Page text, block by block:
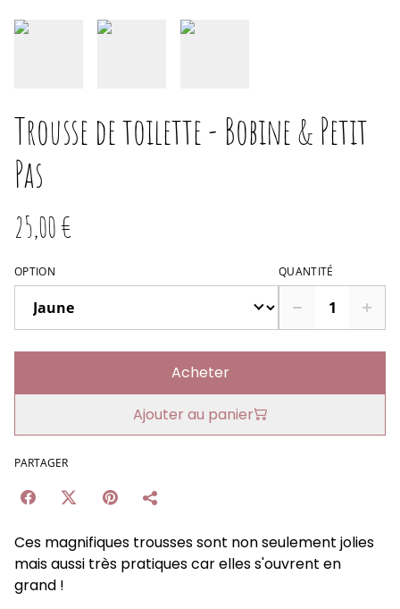
Trousse de toilette - Bobine & Petit
Pas
25,00 €
OPTION QUANTITÉ
Acheter
Ajouter au panier
PARTAGER
Ces magnifiques trousses sont non seulement jolies
mais aussi très pratiques car elles s'ouvrent en
grand !